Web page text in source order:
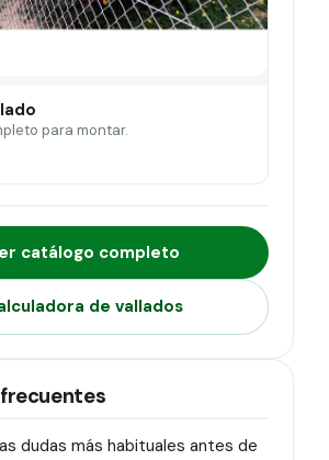
para montar.
catálogo completo
de vallados
dudas más habituales antes de